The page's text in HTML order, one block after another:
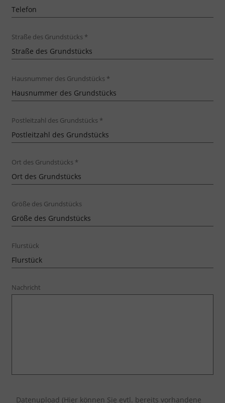
Straße des Grundstücks *
Hausnummer des Grundstücks *
Postleitzahl des Grundstücks *
Ort des Grundstücks *
Größe des Grundstücks
Flurstück
Nachricht
Datenupload (Hier können Sie evtl. bereits vorhandene